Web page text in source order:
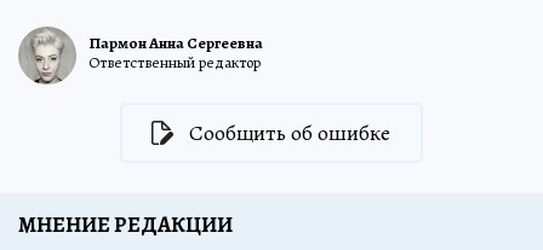
Пармон Анна Сергеевна
Ответственный редактор
Сообщить об ошибке
МНЕНИЕ РЕДАКЦИИ